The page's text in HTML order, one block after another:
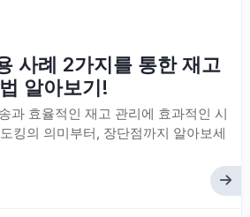
사례 2가지를 통한 재고
알아보기!
과 효율적인 재고 관리에 효과적인 시
킹의 의미부터, 장단점까지 알아보세